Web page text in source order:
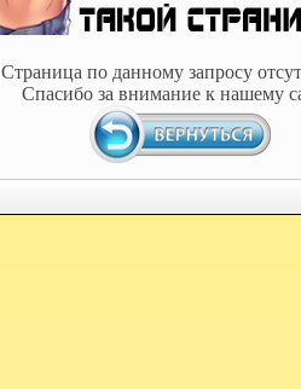
Страница по данному запросу
Спасибо за внимание к нашему